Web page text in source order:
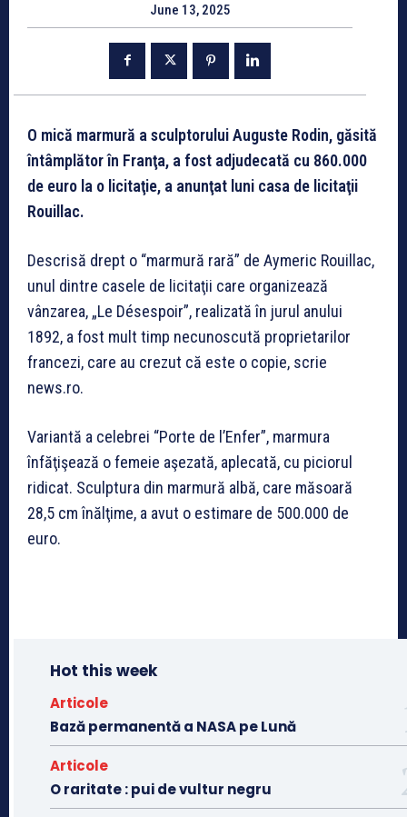
June 13, 2025
O mică marmură a sculptorului Auguste Rodin, găsită
întâmplător în Franţa, a fost adjudecată cu 860.000
de euro la o licitaţie, a anunţat luni casa de licitaţii
Rouillac.
Descrisă drept o “marmură rară” de Aymeric Rouillac,
unul dintre casele de licitaţii care organizează
vânzarea, „Le Désespoir”, realizată în jurul anului
1892, a fost mult timp necunoscută proprietarilor
francezi, care au crezut că este o copie, scrie
news.ro.
Variantă a celebrei “Porte de l’Enfer”, marmura
înfăţişează o femeie aşezată, aplecată, cu piciorul
ridicat. Sculptura din marmură albă, care măsoară
28,5 cm înălţime, a avut o estimare de 500.000 de
euro.
Hot this week
Articole
Bază permanentă a NASA pe Lună
Articole
O raritate : pui de vultur negru